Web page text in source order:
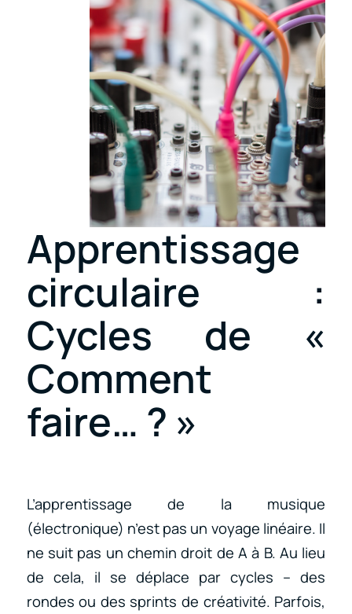
Apprentissage
circulaire :
Cycles de «
Comment
faire… ? »
L’apprentissage de la musique
(électronique) n’est pas un voyage linéaire. Il
ne suit pas un chemin droit de A à B. Au lieu
de cela, il se déplace par cycles – des
rondes ou des sprints de créativité. Parfois,